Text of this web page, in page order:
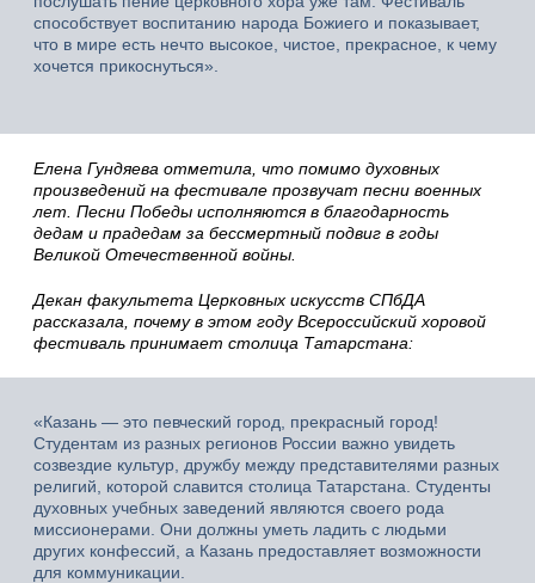
способствует воспитанию народа Божиего и показывает,
что в мире есть нечто высокое, чистое, прекрасное, к чему
хочется прикоснуться».
Елена Гундяева отметила, что помимо духовных
произведений на фестивале прозвучат песни военных
лет. Песни Победы исполняются в благодарность
дедам и прадедам за бессмертный подвиг в годы
Великой Отечественной войны.
Декан факультета Церковных искусств СПбДА
рассказала, почему в этом году Всероссийский хоровой
фестиваль принимает столица Татарстана:
«Казань — это певческий город, прекрасный город!
Студентам из разных регионов России важно увидеть
созвездие культур, дружбу между представителями разных
религий, которой славится столица Татарстана. Студенты
духовных учебных заведений являются своего рода
миссионерами. Они должны уметь ладить с людьми
других конфессий, а Казань предоставляет возможности
для коммуникации.